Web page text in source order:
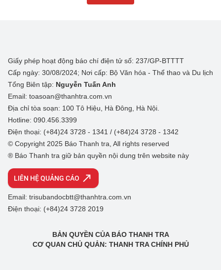
Giấy phép hoạt động báo chí điện tử số: 237/GP-BTTTT
Cấp ngày: 30/08/2024; Nơi cấp: Bộ Văn hóa - Thể thao và Du lịch
Tổng Biên tập: Nguyễn Tuấn Anh
Email: toasoan@thanhtra.com.vn
Địa chỉ tòa soạn: 100 Tô Hiệu, Hà Đông, Hà Nội.
Hotline: 090.456.3399
Điện thoại: (+84)24 3728 - 1341 / (+84)24 3728 - 1342
© Copyright 2025 Báo Thanh tra, All rights reserved
® Báo Thanh tra giữ bản quyền nội dung trên website này
LIÊN HỆ QUẢNG CÁO
Email: trisubandocbtt@thanhtra.com.vn
Điện thoại: (+84)24 3728 2019
BẢN QUYỀN CỦA BÁO THANH TRA
CƠ QUAN CHỦ QUẢN: THANH TRA CHÍNH PHỦ